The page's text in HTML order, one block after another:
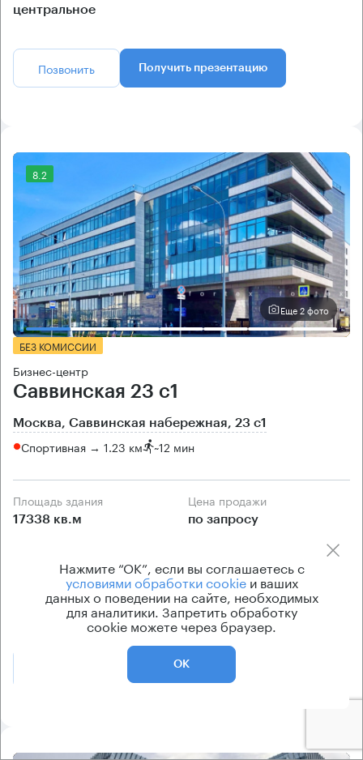
центральное
Позвонить Получить презентацию
8.2
Еще 2 фото
БЕЗ КОМИССИИ
Бизнес-центр
Саввинская 23 с1
Москва, Саввинская набережная, 23 с1
Спортивная → 1.23 км ~12 мин
Площадь здания
17338 кв.м
Цена продажи
по запросу
приточно-вытяжная
Кондиционирование
центральное
Получить презентацию
Нажмите “ОК”, если вы соглашаетесь с
условиями обработки cookieи ваших
данных о поведении на сайте, необходимых
для аналитики. Запретить обработку
cookie можете через браузер.
ОК